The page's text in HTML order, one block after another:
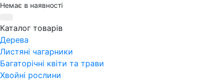
Немає в наявності
Каталог товарів
Дерева
Листяні чагарники
Багаторічні квіти та трави
Хвойні рослини